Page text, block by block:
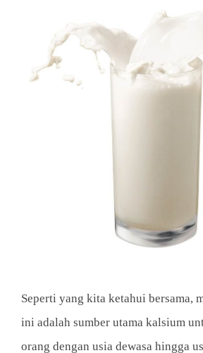
Seperti yang kita ketahui bersama,
ini adalah sumber utama kalsium
orang dengan usia dewasa hingga